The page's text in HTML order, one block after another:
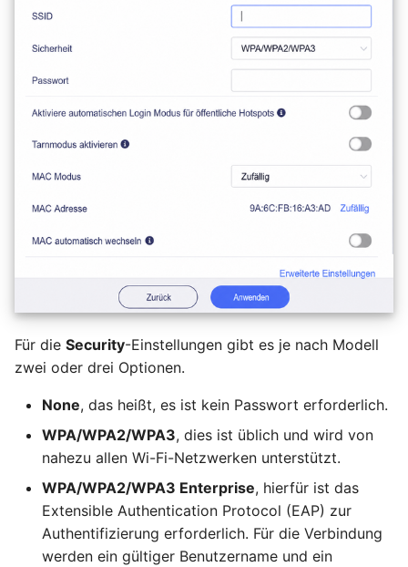
Für die Security-Einstellungen gibt es je nach Modell
zwei oder drei Optionen.
None, das heißt, es ist kein Passwort erforderlich.
WPA/WPA2/WPA3, dies ist üblich und wird von
nahezu allen Wi-Fi-Netzwerken unterstützt.
WPA/WPA2/WPA3 Enterprise, hierfür ist das
Extensible Authentication Protocol (EAP) zur
Authentifizierung erforderlich. Für die Verbindung
werden ein gültiger Benutzername und ein